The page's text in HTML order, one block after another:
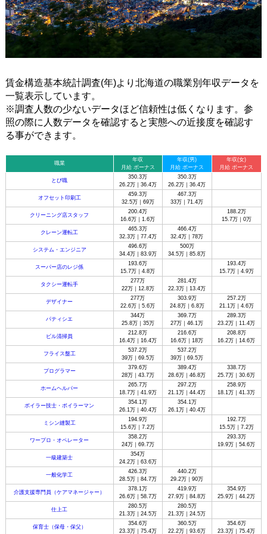
賃金構造基本統計調査(年)より北海道の職業別年収データを
一覧表示しています。
※調査人数の少ないデータほど信頼性は低くなります。参
照の際に人数データを確認すると実態への近接度を確認す
る事ができます。
職業
年収
月給 ボーナス
年収(男)
月給 ボーナス
年収(女)
月給 ボーナス
とび職
350.3万
26.2万｜36.4万
350.3万
26.2万｜36.4万
オフセット印刷工
459.3万
32.5万｜69万
467.3万
33万｜71.4万
クリーニング店スタッフ
200.4万
16.6万｜1.6万
188.2万
15.7万｜0万
クレーン運転工
465.3万
32.3万｜77.4万
466.4万
32.4万｜78万
システム・エンジニア
496.6万
34.4万｜83.9万
500万
34.5万｜85.8万
スーパー店のレジ係
193.6万
15.7万｜4.8万
193.4万
15.7万｜4.9万
タクシー運転手
277万
22万｜12.8万
281.4万
22.3万｜13.4万
デザイナー
277万
22.6万｜5.6万
303.9万
24.8万｜6.8万
257.2万
21.1万｜4.6万
パティシエ
344万
25.8万｜35万
369.7万
27万｜46.1万
289.3万
23.2万｜11.4万
ビル清掃員
212.8万
16.4万｜16.4万
216.6万
16.6万｜18万
208.8万
16.2万｜14.6万
フライス盤工
537.2万
39万｜69.5万
537.2万
39万｜69.5万
プログラマー
379.6万
28万｜43.7万
389.4万
28.6万｜46.8万
338.7万
25.7万｜30.6万
ホームヘルパー
265.7万
18.7万｜41.9万
297.2万
21.1万｜44.4万
258.9万
18.1万｜41.3万
ボイラー技士・ボイラーマン
354.1万
26.1万｜40.4万
354.1万
26.1万｜40.4万
ミシン縫製工
194.9万
15.6万｜7.2万
192.7万
15.5万｜7.2万
ワープロ・オペレーター
358.2万
24万｜69.7万
293.3万
19.9万｜54.6万
一級建築士
354万
24.2万｜63.6万
一般化学工
426.3万
28.5万｜84.7万
440.2万
29.2万｜90万
介護支援専門員（ケアマネージャー）
378.1万
26.6万｜58.7万
419.9万
27.9万｜84.8万
354.9万
25.9万｜44.2万
仕上工
280.5万
21.3万｜24.5万
280.5万
21.3万｜24.5万
保育士（保母・保父）
354.6万
23.3万｜75.4万
360.5万
22.2万｜93.6万
354.6万
23.3万｜75.4万